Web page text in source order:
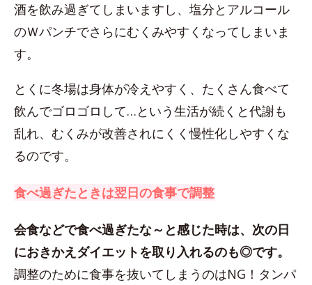
酒を飲み過ぎてしまいますし、塩分とアルコール
のＷパンチでさらにむくみやすくなってしまいま
す。
とくに冬場は身体が冷えやすく、たくさん食べて
飲んでゴロゴロして…という生活が続くと代謝も
乱れ、むくみが改善されにくく慢性化しやすくな
るのです。
食べ過ぎたときは翌日の食事で調整
会食などで食べ過ぎたな～と感じた時は、次の日
におきかえダイエットを取り入れるのも◎です。
調整のために食事を抜いてしまうのはNG！タンパ